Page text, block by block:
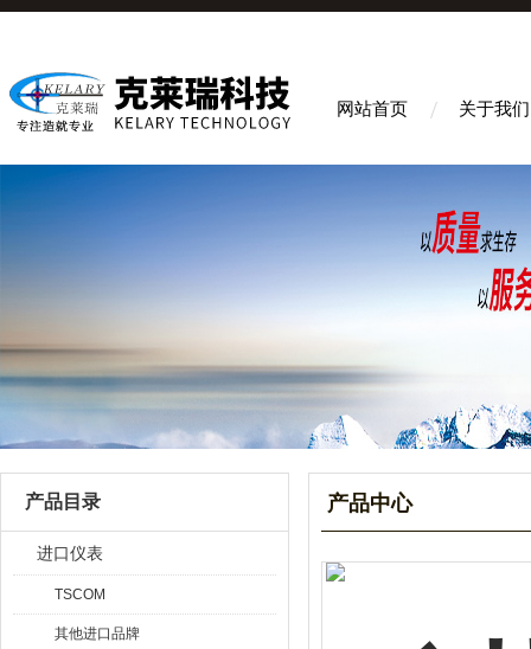
网站首页 关于我们
产品目录
进口仪表
TSCOM
其他进口品牌
产品中心